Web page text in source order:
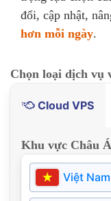
đổi, cập nhật,
hơn mỗi ngày.
Chọn loại dịch
Cloud VPS
Khu vực Châu Á
Việt Nam